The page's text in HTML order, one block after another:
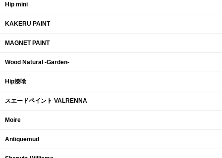
Hip mini
KAKERU PAINT
MAGNET PAINT
Wood Natural -Garden-
Hip漆喰
スエードペイント VALRENNA
Moire
Antiquemud